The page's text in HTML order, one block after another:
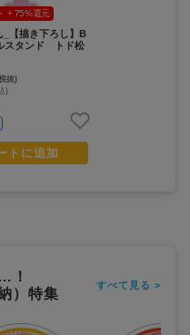
+ 75%還元
_【描き下ろし】B
スタンド トド松
抜)
)
トに追加
！
）特集
すべて見る >